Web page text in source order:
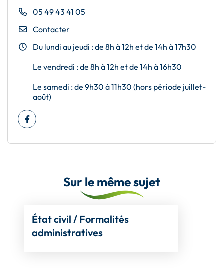
05 49 43 41 05
Contacter
Du lundi au jeudi : de 8h à 12h et de 14h à 17h30
Le vendredi : de 8h à 12h et de 14h à 16h30
Le samedi : de 9h30 à 11h30 (hors période juillet-
août)
Facebook
(ouverture dans un nouvel onglet)
Sur le même sujet
État civil / Formalités
administratives